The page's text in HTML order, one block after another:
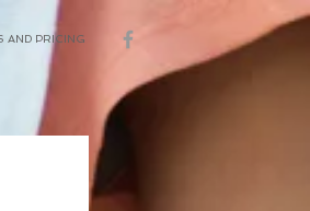
AND PRICING